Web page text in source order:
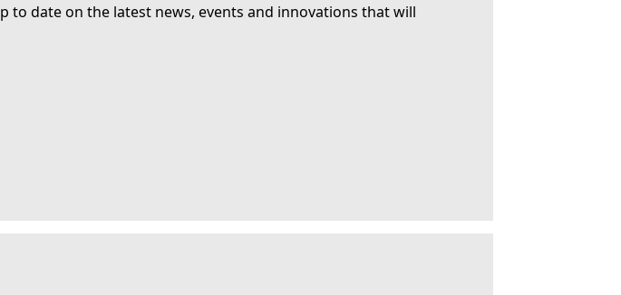
to date on the latest news, events and innovations that will